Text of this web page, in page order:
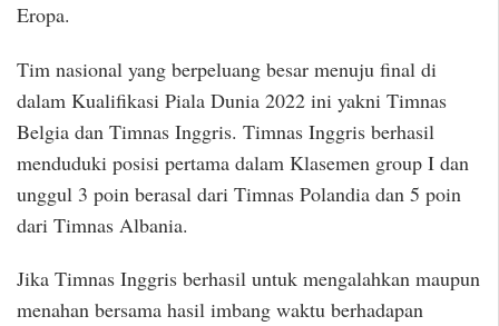
Eropa.
Tim nasional yang berpeluang besar menuju final di
dalam Kualifikasi Piala Dunia 2022 ini yakni Timnas
Belgia dan Timnas Inggris. Timnas Inggris berhasil
menduduki posisi pertama dalam Klasemen group I dan
unggul 3 poin berasal dari Timnas Polandia dan 5 poin
dari Timnas Albania.
Jika Timnas Inggris berhasil untuk mengalahkan maupun
menahan bersama hasil imbang waktu berhadapan